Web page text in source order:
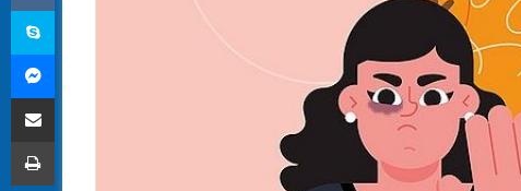
Skype
Messenger
Compartilhar via e-mail